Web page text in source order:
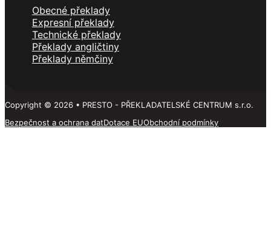
Obecné překlady
Expresní překlady
Technické překlady
Překlady angličtiny
Překlady němčiny
Copyright © 2026 • PRESTO - PŘEKLADATELSKÉ CENTRUM s.r.o.
Bezpečnost a ochrana datDotace EUObchodní podmínky